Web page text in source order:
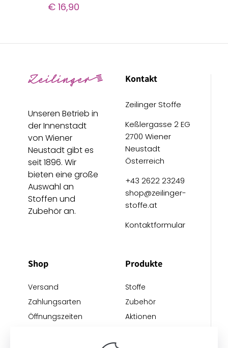
€16,90
Unseren Betrieb in
der Innenstadt
von Wiener
Neustadt gibt es
seit 1896. Wir
bieten eine große
Auswahl an
Stoffen und
Zubehör an.
Kontakt
Zeilinger Stoffe
Keßlergasse 2 EG
2700 Wiener
Neustadt
Österreich
+43 2622 23249
shop@zeilinger-
stoffe.at
Kontaktformular
Shop
Versand
Zahlungsarten
Öffnungszeiten
Produkte
Stoffe
Zubehör
Aktionen